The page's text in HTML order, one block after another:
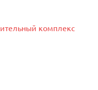
комплекс